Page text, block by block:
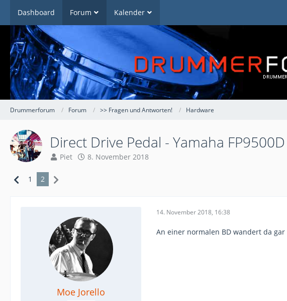
Dashboard Forum Kalender
Drummerforum Forum >> Fragen und Antworten! Hardware
Direct Drive Pedal - Yamaha
Piet 8. November 2018
1 2
Moe Jorello
14. November 2018, 16:38
An einer normalen BD wandert da